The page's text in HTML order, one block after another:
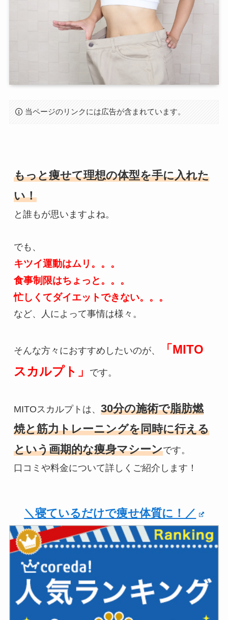
当ページのリンクには広告が含まれています。
もっと痩せて理想の体型を手に入れた
い！
と誰もが思いますよね。
キツイ運動はムリ。。。
食事制限はちょっと。。。
忙しくてダイエットできない。。。
など、人によって事情は様々。
そんな方々におすすめしたいのが、
「MITO
スカルプト」
です。
MITOスカルプトは、 30分の施術で脂肪燃
焼と筋力トレーニングを同時に行える
という画期的な痩身マシーンです。
口コミや料金について詳しくご紹介します！
＼寝ているだけで痩せ体質に！／